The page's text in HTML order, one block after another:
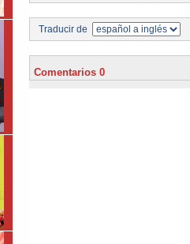
Traducir de
Comentarios 0